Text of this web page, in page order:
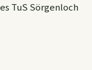
TuS Sörgenloch